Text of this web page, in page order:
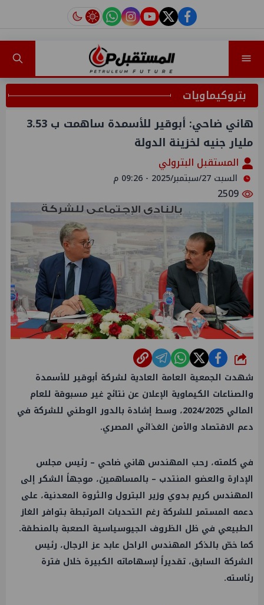
facebook
twitter
youtube
instagram
tiktok
بتروكيماويات
هاني ضاحي: أبوقير للأسمدة ساهمت ب 3.53
مليار جنيه لخزينة الدولة
المستقبل البترولي
السبت 27/سبتمبر/2025 - 09:26 م
شارك
شهدت الجمعية العامة العادية لشركة أبوقير للأسمدة
والصناعات الكيماوية الإعلان عن نتائج غير مسبوقة للعام
المالي 2024/2025، وسط إشادة بالدور الوطني للشركة في
دعم الاقتصاد والأمن الغذائي المصري.
في كلمته، رحب المهندس هاني ضاحي – رئيس مجلس
الإدارة والعضو المنتدب – بالمساهمين، موجهاً الشكر إلى
المهندس كريم بدوي وزير البترول والثروة المعدنية، على
دعمه المستمر للشركة رغم التحديات المرتبطة بتوافر الغاز
الطبيعي في ظل الظروف الجيوسياسية الصعبة بالمنطقة.
كما خصّ بالذكر المهندس الراحل عابد عز الرجال، رئيس
الشركة السابق، تقديراً لإسهاماته الكبيرة خلال فترة
رئاسته.